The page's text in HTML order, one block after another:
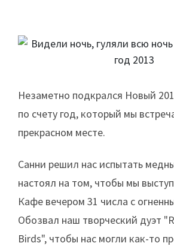
Незаметно подкрался Новый
по счету год, который мы
прекрасном месте.
Санни решил нас испытать
настоял на том, чтобы мы
Кафе вечером 31 числа с
Обозвал наш творческий дуэт
Birds", чтобы нас могли как-то